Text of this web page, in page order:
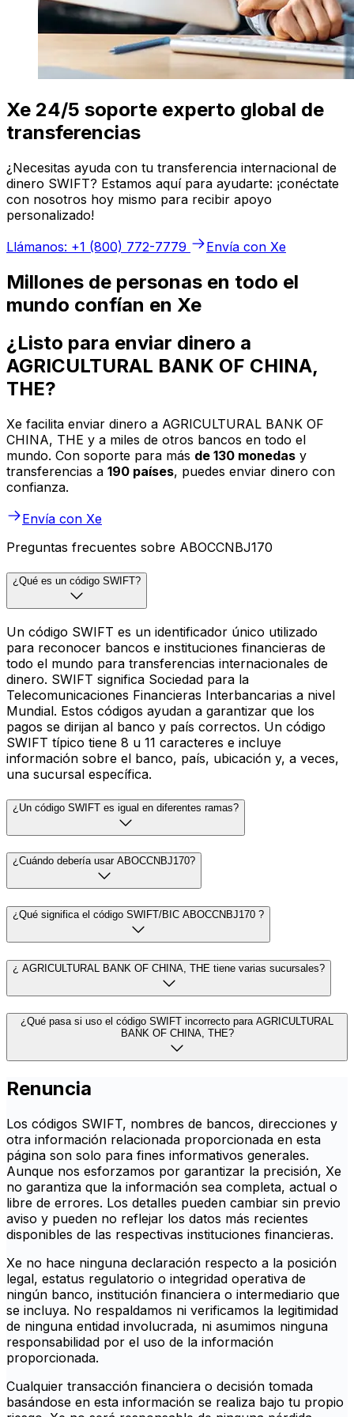
Xe 24/5 soporte experto global de
transferencias
¿Necesitas ayuda con tu transferencia internacional de
dinero SWIFT? Estamos aquí para ayudarte: ¡conéctate
con nosotros hoy mismo para recibir apoyo
personalizado!
Llámanos: +1 (800) 772-7779
Envía con Xe
Millones de personas en todo el
mundo confían en Xe
¿Listo para enviar dinero a
AGRICULTURAL BANK OF CHINA,
THE?
Xe facilita enviar dinero a AGRICULTURAL BANK OF
CHINA, THE y a miles de otros bancos en todo el
mundo. Con soporte para más de 130 monedas y
transferencias a 190 países, puedes enviar dinero con
confianza.
Envía con Xe
Preguntas frecuentes sobre ABOCCNBJ170
¿Qué es un código SWIFT?
Un código SWIFT es un identificador único utilizado
para reconocer bancos e instituciones financieras de
todo el mundo para transferencias internacionales de
dinero. SWIFT significa Sociedad para la
Telecomunicaciones Financieras Interbancarias a nivel
Mundial. Estos códigos ayudan a garantizar que los
pagos se dirijan al banco y país correctos. Un código
SWIFT típico tiene 8 u 11 caracteres e incluye
información sobre el banco, país, ubicación y, a veces,
una sucursal específica.
¿Un código SWIFT es igual en diferentes ramas?
¿Cuándo debería usar ABOCCNBJ170?
¿Qué significa el código SWIFT/BIC ABOCCNBJ170 ?
¿ AGRICULTURAL BANK OF CHINA, THE tiene varias sucursales?
¿Qué pasa si uso el código SWIFT incorrecto para AGRICULTURAL
BANK OF CHINA, THE?
Renuncia
Los códigos SWIFT, nombres de bancos, direcciones y
otra información relacionada proporcionada en esta
página son solo para fines informativos generales.
Aunque nos esforzamos por garantizar la precisión, Xe
no garantiza que la información sea completa, actual o
libre de errores. Los detalles pueden cambiar sin previo
aviso y pueden no reflejar los datos más recientes
disponibles de las respectivas instituciones financieras.
Xe no hace ninguna declaración respecto a la posición
legal, estatus regulatorio o integridad operativa de
ningún banco, institución financiera o intermediario que
se incluya. No respaldamos ni verificamos la legitimidad
de ninguna entidad involucrada, ni asumimos ninguna
responsabilidad por el uso de la información
proporcionada.
Cualquier transacción financiera o decisión tomada
basándose en esta información se realiza bajo tu propio